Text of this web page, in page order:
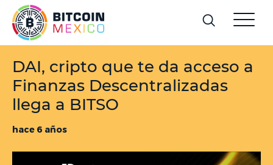
DAI, cripto que te da acceso a
Finanzas Descentralizadas
llega a BITSO
hace 6 años